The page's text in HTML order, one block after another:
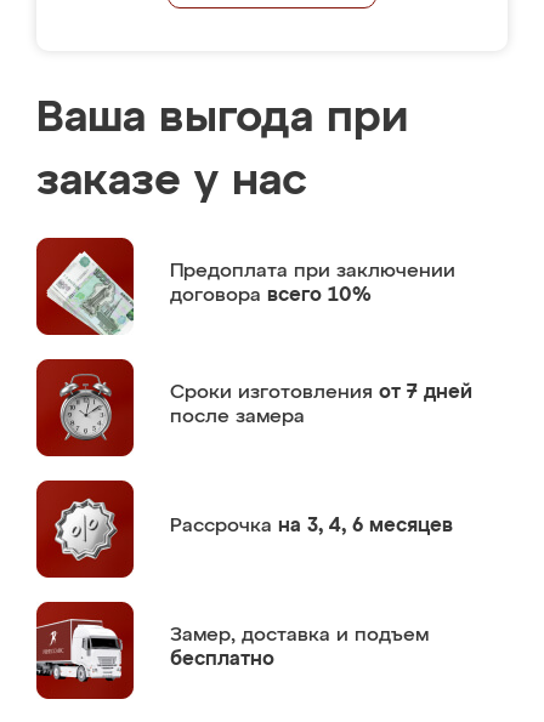
Ваша выгода при
заказе у нас
Предоплата при заключении
договора всего 10%
Сроки изготовления от 7 дней
после замера
Рассрочка на 3, 4, 6 месяцев
Замер, доставка и подъем
бесплатно